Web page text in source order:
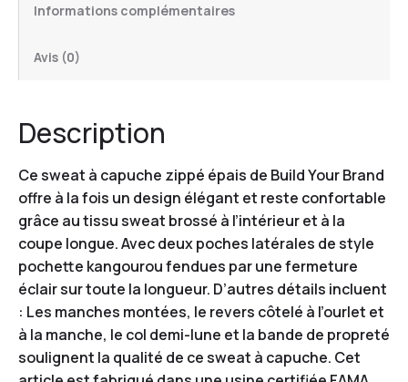
Informations complémentaires
Avis (0)
Description
Ce sweat à capuche zippé épais de Build Your Brand
offre à la fois un design élégant et reste confortable
grâce au tissu sweat brossé à l’intérieur et à la
coupe longue. Avec deux poches latérales de style
pochette kangourou fendues par une fermeture
éclair sur toute la longueur. D’autres détails incluent
: Les manches montées, le revers côtelé à l’ourlet et
à la manche, le col demi-lune et la bande de propreté
soulignent la qualité de ce sweat à capuche. Cet